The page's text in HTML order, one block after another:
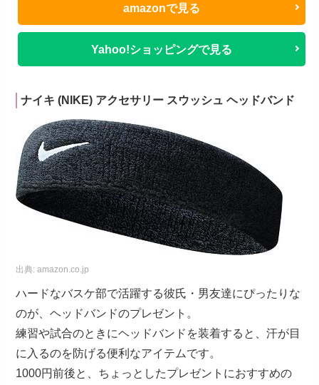
amazonで見る
Yahoo!ショッピングで見る
ナイキ (NIKE) アクセサリー スウッシュ ヘッドバンド
出典:amazon.co.jp
ハードなバスケ部で活躍する彼氏・男友達にぴったりな
のが、ヘッドバンドのプレゼント。
練習や試合のときにヘッドバンドを装着すると、汗が目
に入るのを防げる便利なアイテムです。
1000円前後と、ちょっとしたプレゼントにおすすめの